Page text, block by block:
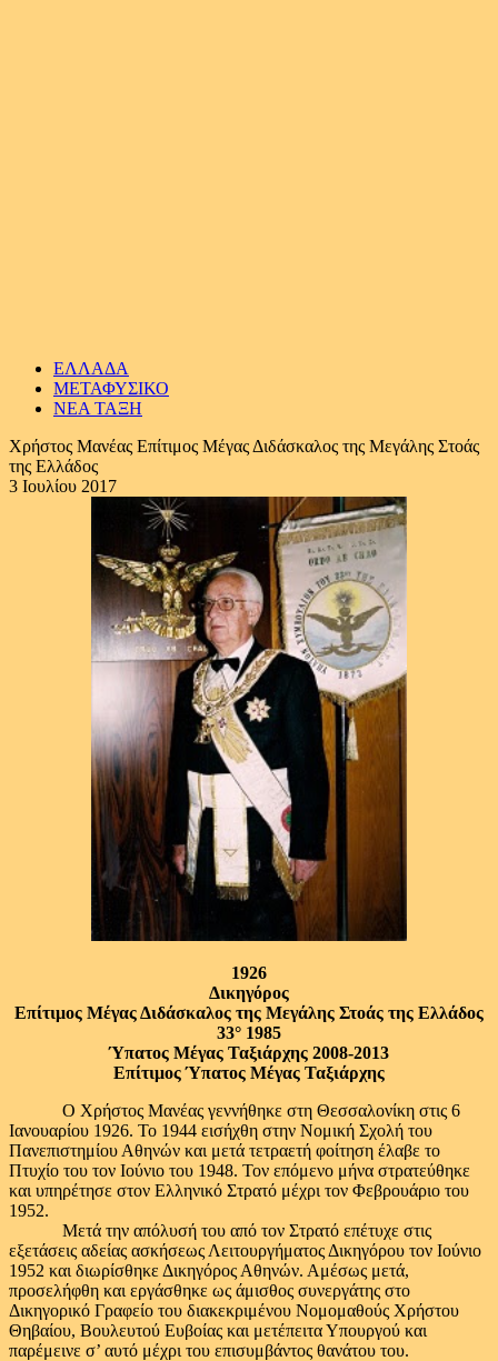
ΕΛΛΑΔΑ
ΜΕΤΑΦΥΣΙΚΟ
ΝΕΑ ΤΑΞΗ
Χρήστος Μανέας Επίτιμος Μέγας Διδάσκαλος της Μεγάλης Στοάς
της Ελλάδος
3 Ιουλίου 2017
1926
Δικηγόρος
Επίτιμος Μέγας Διδάσκαλος της Μεγάλης Στοάς της Ελλάδος
33° 1985
Ύπατος Μέγας Ταξιάρχης 2008-2013
Επίτιμος Ύπατος Μέγας Ταξιάρχης
Ο Χρήστος Μανέας γεννήθηκε στη Θεσσαλονίκη στις 6
Ιανουαρίου 1926. Το 1944 εισήχθη στην Νομική Σχολή του
Πανεπιστημίου Αθηνών και μετά τετραετή φοίτηση έλαβε το
Πτυχίο του τον Ιούνιο του 1948. Τον επόμενο μήνα στρατεύθηκε
και υπηρέτησε στον Ελληνικό Στρατό μέχρι τον Φεβρουάριο του
1952.
Μετά την απόλυσή του από τον Στρατό επέτυχε στις
εξετάσεις αδείας ασκήσεως Λειτουργήματος Δικηγόρου τον Ιούνιο
1952 και διωρίσθηκε Δικηγόρος Αθηνών. Αμέσως μετά,
προσελήφθη και εργάσθηκε ως άμισθος συνεργάτης στο
Δικηγορικό Γραφείο του διακεκριμένου Νομομαθούς Χρήστου
Θηβαίου, Βουλευτού Ευβοίας και μετέπειτα Υπουργού και
παρέμεινε σ’ αυτό μέχρι του επισυμβάντος θανάτου του.